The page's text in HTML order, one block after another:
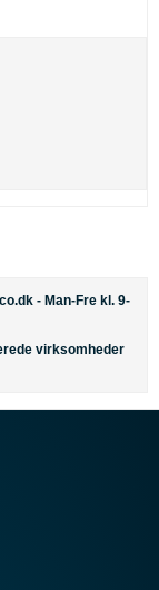
- Man-Fre kl. 9-
virksomheder